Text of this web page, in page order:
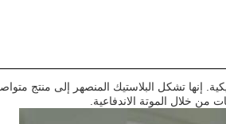
إنها تشكل البلاستيك المنصهر إلى منتج
من خلال الموتة الاندفاعية.